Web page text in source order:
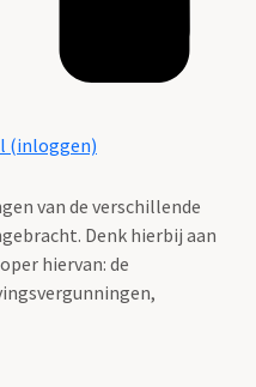
(inloggen)
van de verschillende
Denk hierbij aan
hiervan: de